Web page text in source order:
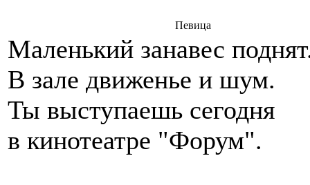
Певица
Маленький занавес
В зале движенье и шум.
Ты выступаешь сегодня
в кинотеатре "Форум".